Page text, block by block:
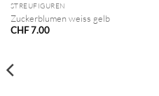
STREUFIGUREN
Zuckerblumen weiss gelb
CHF7.00